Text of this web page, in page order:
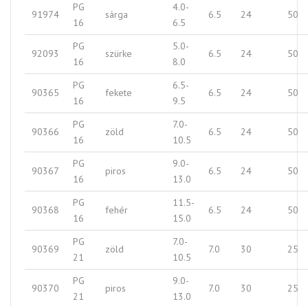
91974
PG
16
sárga
4.0-
6.5
6.5 24 50
92093
PG
16
szürke
5.0-
8.0
6.5 24 50
90365
PG
16
fekete
6.5-
9.5
6.5 24 50
90366
PG
16
zöld
7.0-
10.5
6.5 24 50
90367
PG
16
piros
9.0-
13.0
6.5 24 50
90368
PG
16
fehér
11.5-
15.0
6.5 24 50
90369
PG
21
zöld
7.0-
10.5
7.0 30 25
90370
PG
21
piros
9.0-
13.0
7.0 30 25